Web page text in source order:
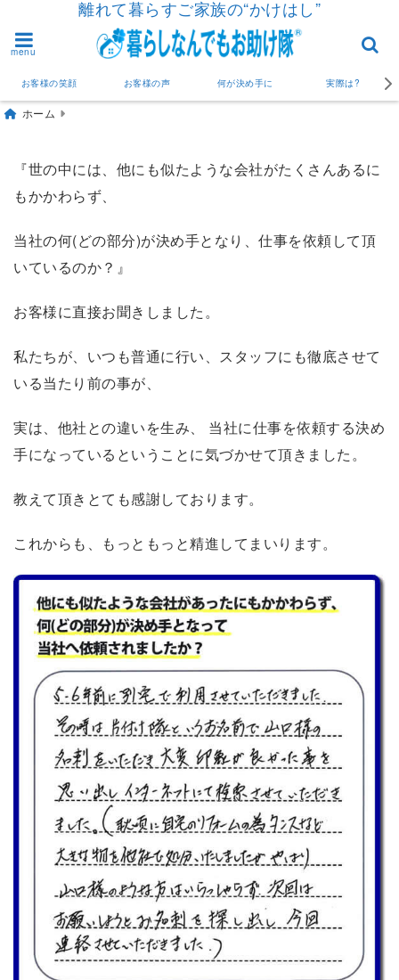
離れて暮らすご家族の“かけはし”
menu
お客様の笑顔 お客様の声 何が決め手に 実際は?
ホーム
『世の中には、他にも似たような会社がたくさんあるに
もかかわらず、
当社の何(どの部分)が決め手となり、仕事を依頼して頂
いているのか？』
お客様に直接お聞きしました。
私たちが、いつも普通に行い、スタッフにも徹底させて
いる当たり前の事が、
実は、他社との違いを生み、 当社に仕事を依頼する決め
手になっているということに気づかせて頂きました。
教えて頂きとても感謝しております。
これからも、もっともっと精進してまいります。